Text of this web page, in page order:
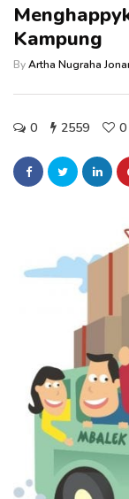
Kampung
ByArtha Nugraha
0 2559 0